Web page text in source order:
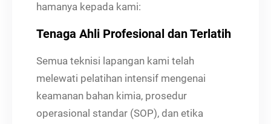
hamanya kepada kami:
Tenaga Ahli Profesional dan Terlatih
Semua teknisi lapangan kami telah
melewati pelatihan intensif mengenai
keamanan bahan kimia, prosedur
operasional standar (SOP), dan etika